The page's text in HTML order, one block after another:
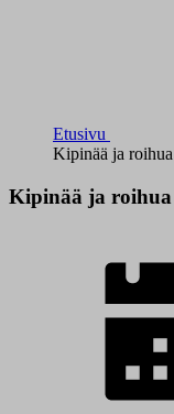
Etusivu
Kipinää ja roihua
Kipinää ja roihua